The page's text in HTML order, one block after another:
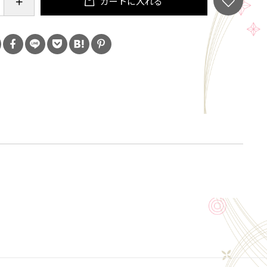
天然の竹を1つ1つ手作りしているため厚みや直径に